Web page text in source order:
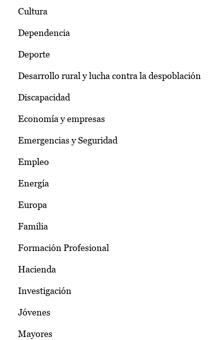
Cultura
Dependencia
Deporte
Desarrollo rural y lucha contra la despoblación
Discapacidad
Economía y empresas
Emergencias y Seguridad
Empleo
Energía
Europa
Familia
Formación Profesional
Hacienda
Investigación
Jóvenes
Mayores